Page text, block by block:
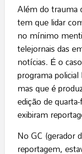
Além do trauma
tem que lidar
no mínimo
telejornais das
notícias. É o
programa
mas que é
edição de
exibiram
No GC (gerador
reportagem,